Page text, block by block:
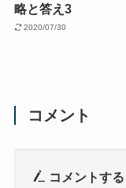
略と答え3
2020/07/30
コメント
コメントする